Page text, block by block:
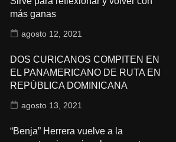
más ganas
agosto 12, 2021
DOS CURICANOS COMPITEN EN
EL PANAMERICANO DE RUTA EN
REPÚBLICA DOMINICANA
agosto 13, 2021
“Benja” Herrera vuelve a la